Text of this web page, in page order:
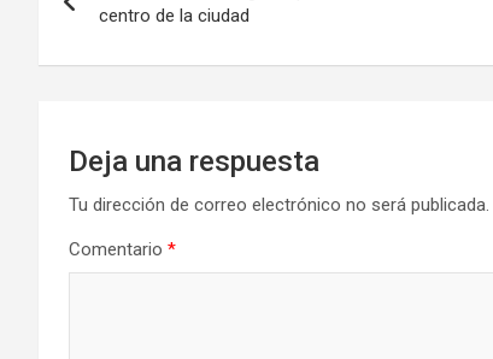
k
n
de
entradas
centro de la ciudad
Deja una respuesta
Tu dirección de correo electrónico no será publicada.
Comentario *